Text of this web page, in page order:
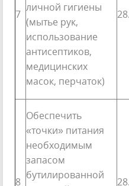
7
личной гигиены
(мытье рук,
использование
антисептиков,
медицинских
масок, перчаток)
8
Обеспечить
«точки» питания
необходимым
запасом
бутилированной